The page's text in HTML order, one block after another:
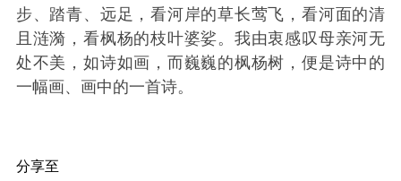
步、踏青、远足，看河岸的草长莺飞，看河面的清
且涟漪，看枫杨的枝叶婆娑。我由衷感叹母亲河无
处不美，如诗如画，而巍巍的枫杨树，便是诗中的
一幅画、画中的一首诗。
分享至